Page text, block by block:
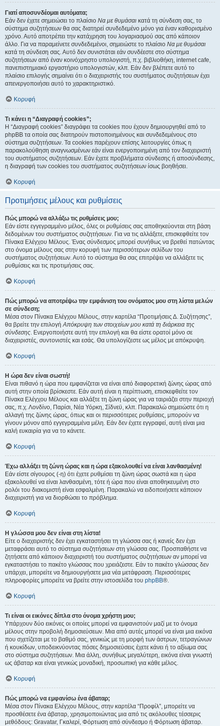
Γιατί αποσυνδέομαι αυτόματα;
Εάν δεν έχετε σημειώσει το πλαίσιο Να με θυμάσαι κατά τη σύνδεση σας, το
σύστημα συζητήσεων θα σας διατηρεί συνδεδεμένο μόνο για έναν καθορισμένο
χρόνο. Αυτό αποτρέπει την κατάχρηση του λογαριασμού σας από κάποιον
άλλο. Για να παραμείνετε συνδεδεμένοι, σημειώστε το πλαίσιο Να με θυμάσαι
κατά τη σύνδεση σας. Αυτό δεν συνιστάται εάν συνδέεστε στο σύστημα
συζητήσεων από έναν κοινόχρηστο υπολογιστή, π.χ. βιβλιοθήκη, internet cafe,
πανεπιστημιακό εργαστήριο υπολογιστών, κλπ. Εάν δεν βλέπετε αυτό το
πλαίσιο επιλογής σημαίνει ότι ο διαχειριστής του συστήματος συζητήσεων έχει
απενεργοποιήσει αυτό το χαρακτηριστικό.
Κορυφή
Τι κάνει η “Διαγραφή cookies”;
Η “Διαγραφή cookies” διαγράφει τα cookies που έχουν δημιουργηθεί από το
phpBB τα οποία σας διατηρούν πιστοποιημένους και συνδεδεμένους στο
σύστημα συζητήσεων. Τα cookies παρέχουν επίσης λειτουργίες όπως η
παρακολούθηση αναγνωσμένων εάν είναι ενεργοποιημένη από τον διαχειριστή
του συστήματος συζητήσεων. Εάν έχετε προβλήματα σύνδεσης ή αποσύνδεσης,
η διαγραφή των cookies του συστήματος συζητήσεων ίσως βοηθήσει.
Κορυφή
Προτιμήσεις μέλους και ρυθμίσεις
Πώς μπορώ να αλλάξω τις ρυθμίσεις μου;
Εάν είστε εγγεγραμμένο μέλος, όλες οι ρυθμίσεις σας αποθηκεύονται στη βάση
δεδομένων του συστήματος συζητήσεων. Για να τις αλλάξετε, επισκεφθείτε τον
Πίνακα Ελέγχου Μέλους. Ένας σύνδεσμος μπορεί συνήθως να βρεθεί πατώντας
στο όνομα μέλους σας στην κορυφή των περισσότερων σελίδων του
συστήματος συζητήσεων. Αυτό το σύστημα θα σας επιτρέψει να αλλάξετε τις
ρυθμίσεις και τις προτιμήσεις σας.
Κορυφή
Πώς μπορώ να αποτρέψω την εμφάνιση του ονόματος μου στη λίστα μελών
σε σύνδεση;
Μέσα στον Πίνακα Ελέγχου Μέλους, στην καρτέλα “Προτιμήσεις Δ. Συζήτησης”,
θα βρείτε την επιλογήΑπόκρυψη των στοιχείων μου κατά τη διάρκεια της
σύνδεσης. Ενεργοποιήστε αυτή την επιλογή και θα είστε ορατοί μόνο σε
διαχειριστές, συντονιστές και εσάς. Θα υπολογίζεστε ως μέλος με απόκρυψη.
Κορυφή
Η ώρα δεν είναι σωστή!
Είναι πιθανό η ώρα που εμφανίζεται να είναι από διαφορετική ζώνης ώρας από
αυτή στην οποία βρίσκεστε. Εάν αυτή είναι η περίπτωση, επισκεφθείτε τον
Πίνακα Ελέγχου Μέλους και αλλάξτε τη ζώνη ώρας για να ταιριάζει στην περιοχή
σας, π.χ. Λονδίνο, Παρίσι, Νέα Υόρκη, Σίδνεϋ, κλπ. Παρακαλώ σημειώστε ότι η
αλλαγή της ζώνης ώρας, όπως και οι περισσότερες ρυθμίσεις, μπορούν να
γίνουν μόνον από εγγεγραμμένα μέλη. Εάν δεν έχετε εγγραφεί, αυτή είναι μια
καλή ευκαιρία για να το κάνετε.
Κορυφή
Έχω αλλάξει τη ζώνη ώρας και η ώρα εξακολουθεί να είναι λανθασμένη!
Εάν είστε σίγουρος (-η) ότι έχετε ρυθμίσει τη ζώνη ώρας σωστά και η ώρα
εξακολουθεί να είναι λανθασμένη, τότε ή ώρα που είναι αποθηκευμένη στο
ρολόι του διακομιστή είναι εσφαλμένη. Παρακαλώ να ειδοποιήσετε κάποιον
διαχειριστή για να διορθώσει το πρόβλημα.
Κορυφή
Η γλώσσα μου δεν είναι στη λίστα!
Είτε ο διαχειριστής δεν έχει εγκαταστήσει τη γλώσσα σας ή κανείς δεν έχει
μεταφράσει αυτό το σύστημα συζητήσεων στη γλώσσα σας. Προσπαθήστε να
ζητήσετε από κάποιον διαχειριστή του συστήματος συζητήσεων αν μπορεί να
εγκαταστήσει το πακέτο γλώσσας που χρειάζεστε. Εάν το πακέτο γλώσσας δεν
υπάρχει, μπορείτε να δημιουργήσετε μια νέα μετάφραση. Περισσότερες
πληροφορίες μπορείτε να βρείτε στην ιστοσελίδα του phpBB®.
Κορυφή
Τι είναι οι εικόνες δίπλα στο όνομα χρήστη μου;
Υπάρχουν δύο εικόνες οι οποίες μπορεί να εμφανιστούν μαζί με το όνομα
μέλους στην προβολή δημοσιεύσεων. Μια από αυτές μπορεί να είναι μια εικόνα
που σχετίζεται με το βαθμό σας, γενικώς με τη μορφή των άστρων, τετραγώνων
ή κουκίδων, υποδεικνύοντας πόσες δημοσιεύσεις έχετε κάνει ή το αξίωμα σας
στο σύστημα συζητήσεων. Μια άλλη, συνήθως μεγαλύτερη, εικόνα είναι γνωστή
ως άβαταρ και είναι γενικώς μοναδική, προσωπική για κάθε μέλος.
Κορυφή
Πώς μπορώ να εμφανίσω ένα άβαταρ;
Μέσα στον Πίνακα Ελέγχου Μέλους, στην καρτέλα “Προφίλ”, μπορείτε να
προσθέσετε ένα άβαταρ, χρησιμοποιώντας μια από τις ακόλουθες τέσσερις
μεθόδους: Gravatar, Γκαλερί, Φόρτωση από σύνδεσμο ή Φόρτωση άβαταρ.